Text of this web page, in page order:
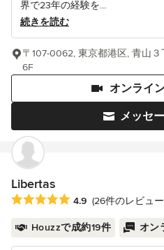
界で23年の経験を...
続きを読む
メッセ
オンライ
〒107-0062, 東京都港区, 青山
6F
Libertas
平均評価：5つ星中 星4.9
4.9 (26件のレビュ
Houzzで成約19件 オン